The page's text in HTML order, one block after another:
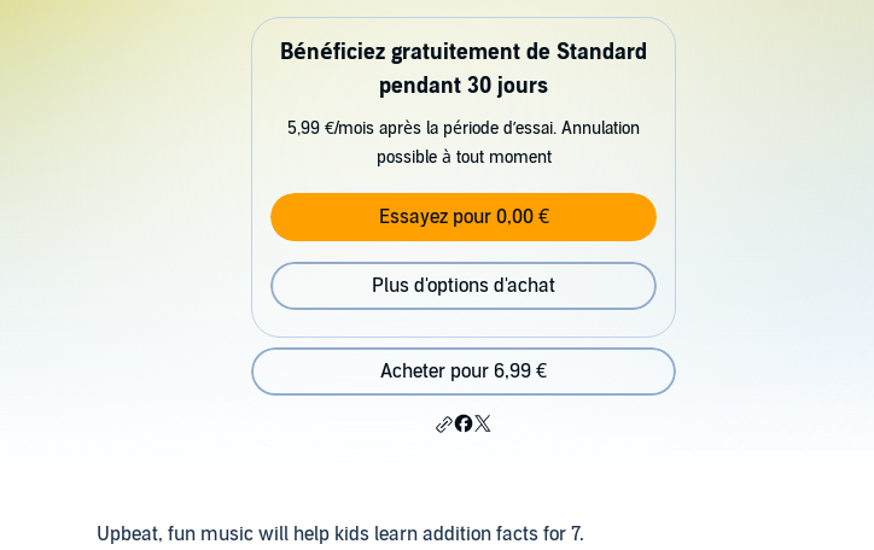
Bénéficiez gratuitement de Standard
pendant 30 jours
5,99 €/mois après la période d’essai. Annulation
possible à tout moment
Essayez pour 0,00 €
Plus d'options d'achat
Acheter pour 6,99 €
Upbeat, fun music will help kids learn addition facts for 7.